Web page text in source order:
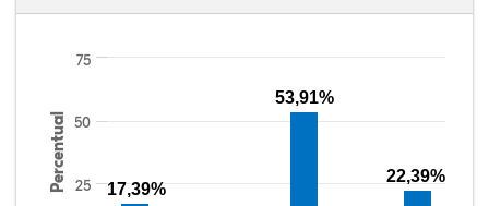
Percentual 25
50
75
17,39%
53,91%
22,39%